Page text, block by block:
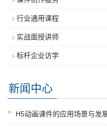
行业通用课程
实战面授讲师
标杆企业访学
新闻中心
H5动画课件的应用场景与发